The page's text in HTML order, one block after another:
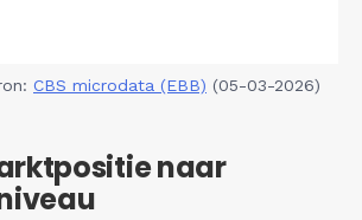
CBS microdata (EBB) (05-03-2026)
naar